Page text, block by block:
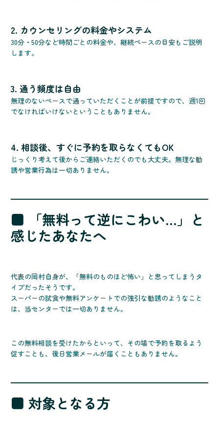
2. カウンセリングの料金やシステム
30分・50分など時間ごとの料金や、継続ペースの目安もご説明
します。
3. 通う頻度は自由
無理のないペースで通っていただくことが前提ですので、週1回
でなければいけないということもありません。
4. 相談後、すぐに予約を取らなくてもOK
じっくり考えて後からご連絡いただくのでも大丈夫。無理な勧
誘や営業行為は一切ありません。
■ 「無料って逆にこわい…」と
感じたあなたへ
代表の岡村自身が、「無料のものほど怖い」と思ってしまうタ
イプだったそうです。
スーパーの試食や無料アンケートでの強引な勧誘のようなこと
は、当センターでは一切ありません。
この無料相談を受けたからといって、その場で予約を取るよう
促すことも、後日営業メールが届くこともありません。
■ 対象となる方